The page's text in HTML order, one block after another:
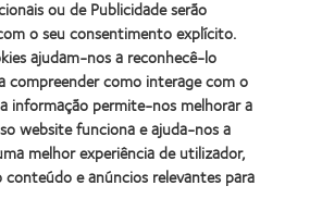
da
BCLA
de contacto
lentes
ou de Publicidade serão
o seu consentimento explícito.
ajudam-nos a reconhecê-lo
compreender como interage com o
informação permite-nos melhorar a
website funciona e ajuda-nos a
melhor experiência de utilizador,
e anúncios relevantes para